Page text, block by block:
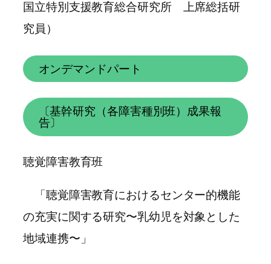
国立特別支援教育総合研究所 上席総括研
究員）
オンデマンドパート
〔基幹研究（各障害種別班）成果報
告〕
聴覚障害教育班
「聴覚障害教育におけるセンター的機能
の充実に関する研究〜乳幼児を対象とした
地域連携〜」